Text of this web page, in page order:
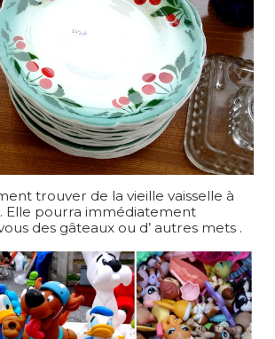
trouver de la vieille vaisselle à
Elle pourra immédiatement
des gâteaux ou d’ autres mets .